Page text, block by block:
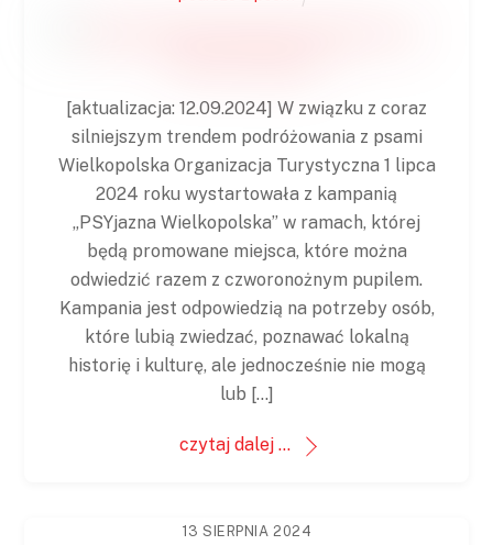
[aktualizacja: 12.09.2024] W związku z coraz
silniejszym trendem podróżowania z psami
Wielkopolska Organizacja Turystyczna 1 lipca
2024 roku wystartowała z kampanią
„PSYjazna Wielkopolska” w ramach, której
będą promowane miejsca, które można
odwiedzić razem z czworonożnym pupilem.
Kampania jest odpowiedzią na potrzeby osób,
które lubią zwiedzać, poznawać lokalną
historię i kulturę, ale jednocześnie nie mogą
lub […]
czytaj dalej ...
13 SIERPNIA 2024